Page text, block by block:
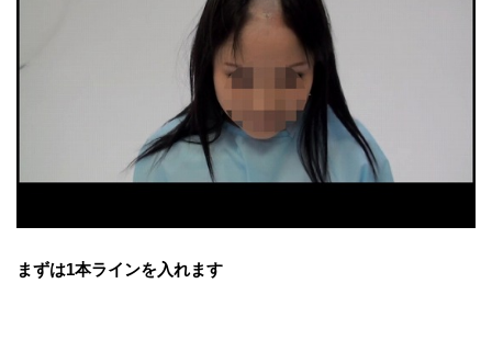
まずは1本ラインを入れます